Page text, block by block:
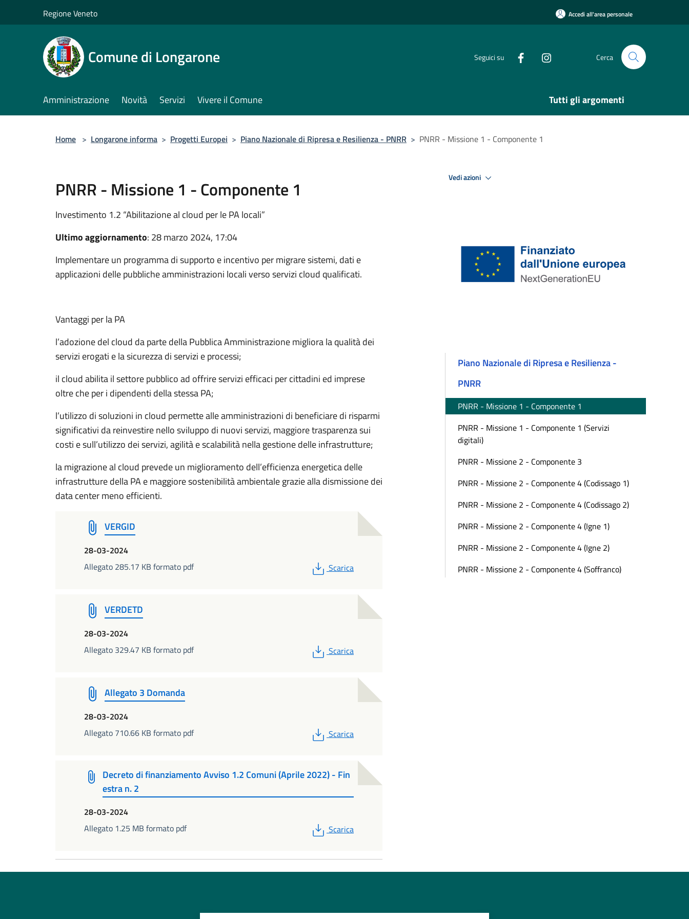
Regione Veneto Accedi all'area personale
Comune di Longarone Seguici su Cerca
Amministrazione Novità Servizi Vivere il Comune Tutti gli argomenti
Home > Longarone informa > Progetti Europei > Piano Nazionale di Ripresa e Resilienza - PNRR > PNRR - Missione 1 - Componente 1
PNRR - Missione 1 - Componente 1
Investimento 1.2 “Abilitazione al cloud per le PA locali”
Ultimo aggiornamento: 28 marzo 2024, 17:04
Implementare un programma di supporto e incentivo per migrare sistemi, dati e
applicazioni delle pubbliche amministrazioni locali verso servizi cloud qualificati.
Vantaggi per la PA
l’adozione del cloud da parte della Pubblica Amministrazione migliora la qualità dei
servizi erogati e la sicurezza di servizi e processi;
il cloud abilita il settore pubblico ad offrire servizi efficaci per cittadini ed imprese
oltre che per i dipendenti della stessa PA;
l’utilizzo di soluzioni in cloud permette alle amministrazioni di beneficiare di risparmi
significativi da reinvestire nello sviluppo di nuovi servizi, maggiore trasparenza sui
costi e sull’utilizzo dei servizi, agilità e scalabilità nella gestione delle infrastrutture;
la migrazione al cloud prevede un miglioramento dell’efficienza energetica delle
infrastrutture della PA e maggiore sostenibilità ambientale grazie alla dismissione dei
data center meno efficienti.
VERGID
28-03-2024
Allegato 285.17 KB formato pdf
PDF
Scarica
VERDETD
28-03-2024
Allegato 329.47 KB formato pdf
PDF
Scarica
Allegato 3 Domanda
28-03-2024
Allegato 710.66 KB formato pdf
PDF
Scarica
Decreto di finanziamento Avviso 1.2 Comuni (Aprile 2022) - Fin
estra n. 2
28-03-2024
Allegato 1.25 MB formato pdf
PDF
Scarica
Vedi azioni
Piano Nazionale di Ripresa e Resilienza -
PNRR
PNRR - Missione 1 - Componente 1
PNRR - Missione 1 - Componente 1 (Servizi
digitali)
PNRR - Missione 2 - Componente 3
PNRR - Missione 2 - Componente 4 (Codissago 1)
PNRR - Missione 2 - Componente 4 (Codissago 2)
PNRR - Missione 2 - Componente 4 (Igne 1)
PNRR - Missione 2 - Componente 4 (Igne 2)
PNRR - Missione 2 - Componente 4 (Soffranco)